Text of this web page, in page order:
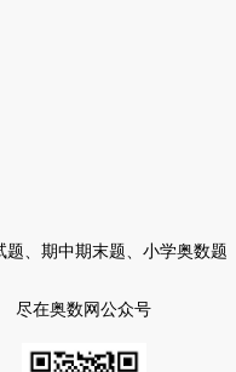
题、期中期末题、小学奥数题
尽在奥数网公众号